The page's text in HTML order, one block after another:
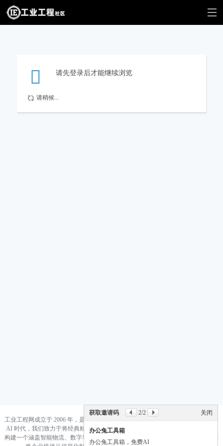
请先登录后才能继续浏览
请稍候...
关闭
获取邀请码 2/2
办公兔工具箱
办公兔工具箱，免费AI
工业工程网成立于 2006 年，是国内领先的工业工程与智能制造知识集成平台。 在
AI 时代，我们致力于将经典精益生产（Lean）与前沿人工智能（AI）深度融合，
构建一个涵盖智能物流、数字孪生、数据驱动决策的“新工业工程”生态系统，为制